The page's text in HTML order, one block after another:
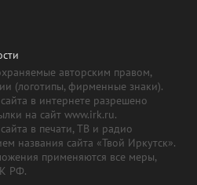
авторским правом,
(логотипы, фирменные знаки).
в интернете разрешено
на сайт www.irk.ru.
в печати, ТВ и радио
названия сайта «Твой Иркутск».
применяются все меры,
РФ.